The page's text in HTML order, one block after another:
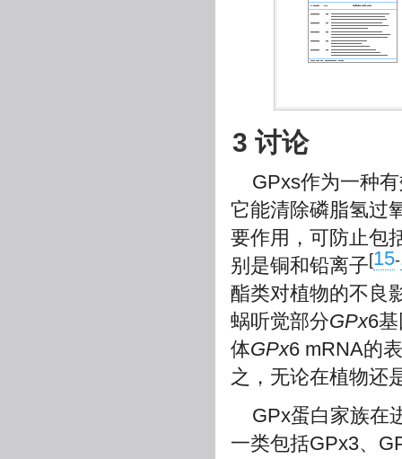
3 讨论
GPxs作为一种
它能清除磷脂氢过
要作用，可防止包
别是铜和铅离子[15-
酯类对植物的不良
蜗听觉部分GPx6
体GPx6 mRNA的
之，无论在植物还
GPx蛋白家族在
一类包括GPx3、